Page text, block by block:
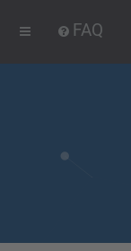
FAQ